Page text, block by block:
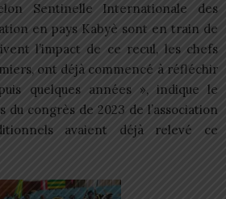
Sentinelle Internationale des
en pays Kabyè sont en train de
l’impact de ce recul, les chefs
ont déjà commencé à réfléchir
quelques années », indique le
congrès de 2023 de l’association
avaient déjà relevé ce